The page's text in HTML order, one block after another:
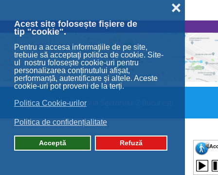
Acest site folosește fișiere de
tip "cookie".
Pentru a accesa informaţiile de pe site,
trebuie să acceptaţi politica de cookie. Site-
ul nostru folosește cookie-uri pentru
personalizarea conținutului afișat,
performanță, autentificare și altele. Aceste
cookie-uri pot proveni de la terți.
Politica Cookie-urilor
Politica de confidențialitate
Acceptă Refuză
❌
© 2026 Primăria Sectorului 2 București.